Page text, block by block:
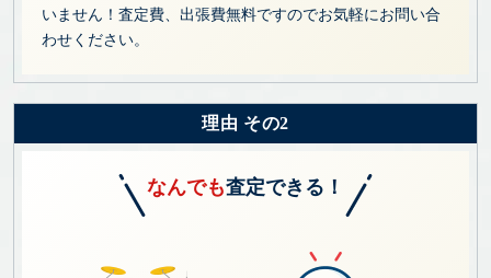
いません！査定費、出張費無料ですのでお気軽にお問い合
わせください。
理由 その2
なんでも査定できる！